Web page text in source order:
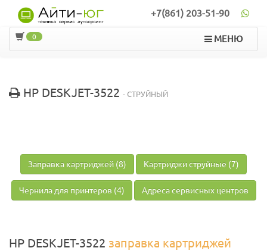
+7(861) 203-51-90
МЕНЮ
0
HP DESKJET-3522 - СТРУЙНЫЙ
Заправка картриджей (8) Картриджи струйные (7)
Чернила для принтеров (4) Адреса сервисных центров
HP DESKJET-3522 заправка картриджей